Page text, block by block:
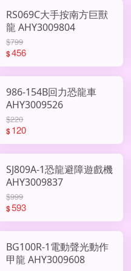
RS069C大手按南方巨獸
龍 AHY3009804
$799
$456
986-154B回力恐龍車
AHY3009526
$220
$120
SJ809A-1恐龍避障遊戲機
AHY3009837
$999
$593
BG100R-1電動聲光動作
甲龍 AHY3009608